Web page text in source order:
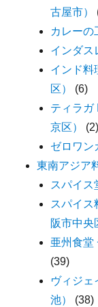
古屋市）
カレーの
インダス
インド料
区）
(6)
ティラガ
京区）
(2)
ゼロワン
東南アジア
スパイス
スパイス
阪市中央
亜州食堂
(39)
ヴィジェ
池）
(38)